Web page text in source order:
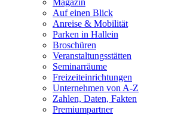
Magazin
Auf einen Blick
Anreise & Mobilität
Parken in Hallein
Broschüren
Veranstaltungsstätten
Seminarräume
Freizeiteinrichtungen
Unternehmen von A-Z
Zahlen, Daten, Fakten
Premiumpartner